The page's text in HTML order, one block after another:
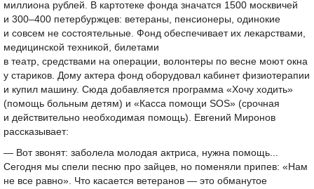
миллиона рублей. В картотеке фонда значатся 1500 москвичей
и 300–400 петербуржцев: ветераны, пенсионеры, одинокие
и совсем не состоятельные. Фонд обеспечивает их лекарствами,
медицинской техникой, билетами
в театр, средствами на операции, волонтеры по весне моют окна
у стариков. Дому актера фонд оборудовал кабинет физиотерапии
и купил машину. Сюда добавляется программа «Хочу ходить»
(помощь больным детям) и «Касса помощи SOS» (срочная
и действительно необходимая помощь). Евгений Миронов
рассказывает:
— Вот звонят: заболела молодая актриса, нужна помощь...
Сегодня мы спели песню про зайцев, но поменяли припев: «Нам
не все равно». Что касается ветеранов — это обманутое